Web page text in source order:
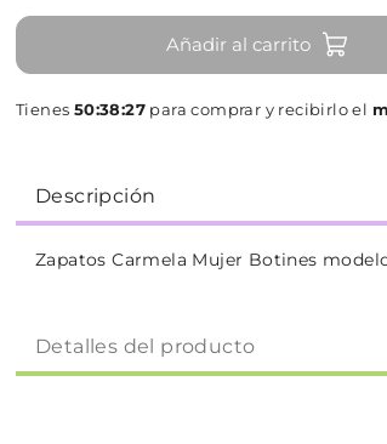
Añadir al carrito
Tienes 50:38:26 para comprar y recibirlo el
Descripción
Zapatos Carmela Mujer Botines
Detalles del producto